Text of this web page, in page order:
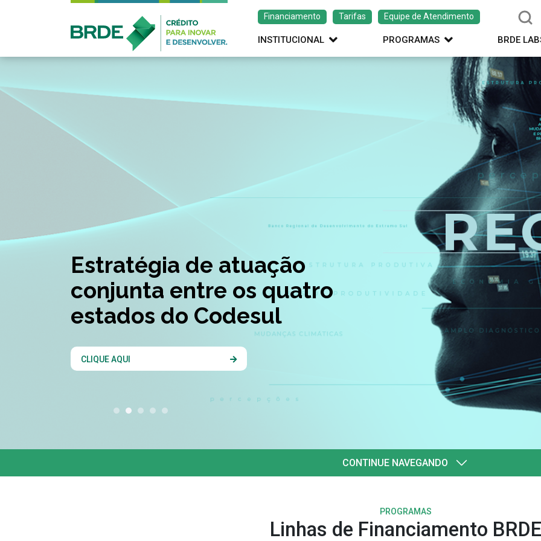
Financiamento Tarifas Equipe de Atendimento
INSTITUCIONAL PROGRAMAS BRDE
Estratégia de atuação
conjunta entre os quatro
estados do Codesul
CLIQUE AQUI
CONTINUE NAVEGANDO
PROGRAMAS
Linhas de Financiamento BRDE